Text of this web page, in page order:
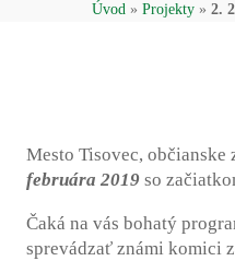
Úvod »Projekty »2.
Mesto Tisovec,
februára 2019 so
Čaká na vás bohatý
sprevádzať známi komici